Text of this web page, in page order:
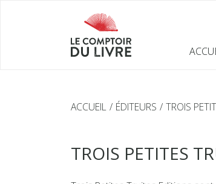
ACCUEIL ÉDITEURS TROIS
TROIS PETITES